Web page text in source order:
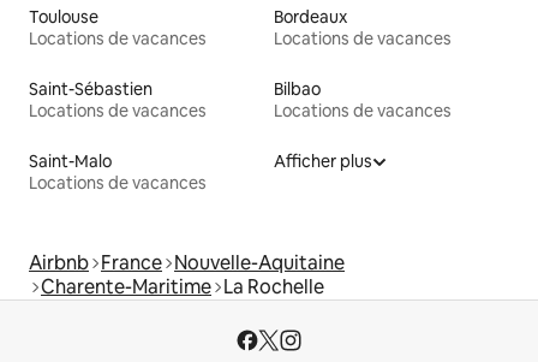
Toulouse
Locations de vacances
Bordeaux
Locations de vacances
Saint-Sébastien
Locations de vacances
Bilbao
Locations de vacances
Saint-Malo
Locations de vacances
Afficher plus
Airbnb France Nouvelle-Aquitaine
Charente-Maritime La Rochelle